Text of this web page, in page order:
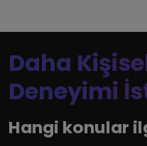
Daha
Deneyimi
Hangi konular